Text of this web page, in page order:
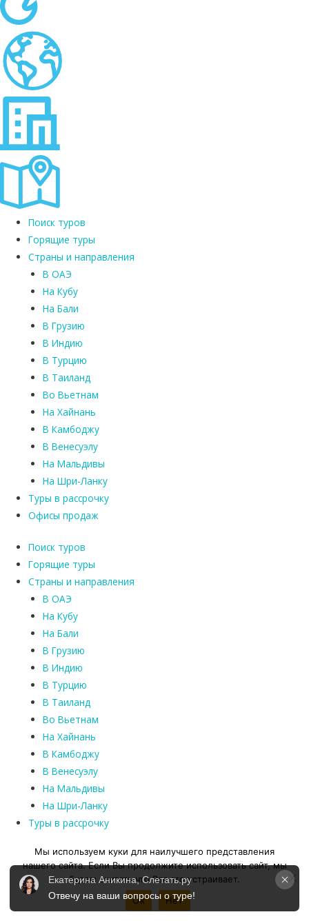
Поиск туров
Горящие туры
Страны и направления
В ОАЭ
На Кубу
На Бали
В Грузию
В Индию
В Турцию
В Таиланд
Во Вьетнам
На Хайнань
В Камбоджу
В Венесуэлу
На Мальдивы
На Шри-Ланку
Туры в рассрочку
Офисы продаж
Поиск туров
Горящие туры
Страны и направления
В ОАЭ
На Кубу
На Бали
В Грузию
В Индию
В Турцию
В Таиланд
Во Вьетнам
На Хайнань
В Камбоджу
В Венесуэлу
На Мальдивы
На Шри-Ланку
Туры в рассрочку
Бронируй тур сейчас!
+7 (343) 300-15-00
Мы используем куки для наилучшего представления
нашего сайта. Если Вы продолжите использовать сайт, мы
будем считать что Вас это устраивает.
Ок
Нет
Екатерина Аникина, Слетать.ру
Отвечу на ваши вопросы о туре!